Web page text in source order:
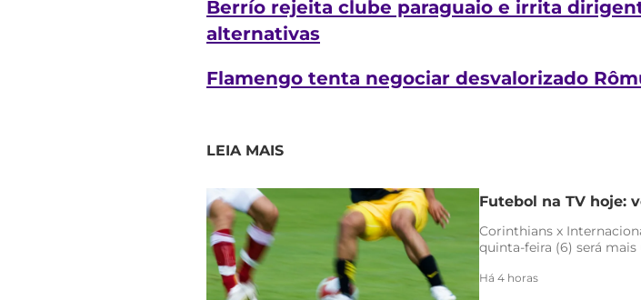
Berrío rejeita clube paraguaio e irrita
alternativas
Flamengo tenta negociar desvalorizado
LEIA MAIS
Futebol na TV hoje:
Corinthians x
quinta-feira (6) será mais
Há 4 horas